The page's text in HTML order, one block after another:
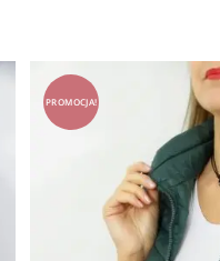
PROMOCJA!